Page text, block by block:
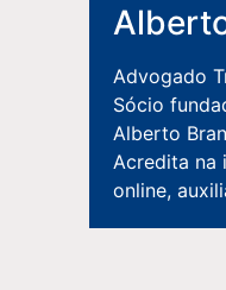
Advogado
Sócio
Alberto
Acredita na
online,